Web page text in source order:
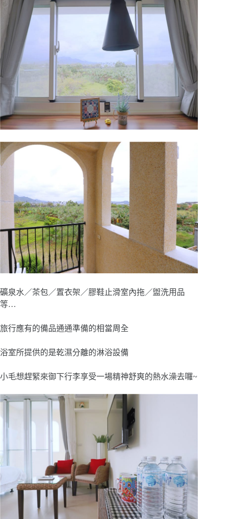
礦泉水／茶包／置衣架／膠鞋止滑室內拖／盥洗用品
等…
旅行應有的備品通通準備的相當周全
浴室所提供的是乾濕分離的淋浴設備
小毛想趕緊來御下行李享受一場精神舒爽的熱水澡去囉~